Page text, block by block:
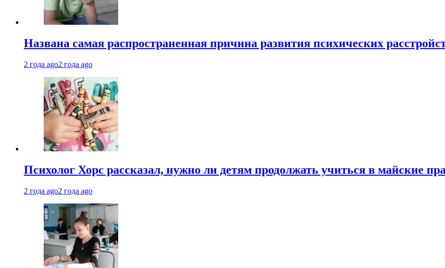
Названа самая распространенная причина развития психических
2 года ago2 года ago
Психолог Хорс рассказал, нужно ли детям продолжать учиться в майские
2 года ago2 года ago